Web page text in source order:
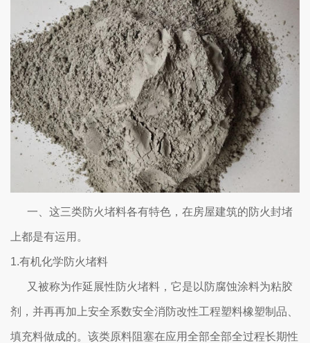
一、这三类防火堵料各有特色，在房屋建筑的防火封堵
上都是有运用。
1.有机化学防火堵料
又被称为作延展性防火堵料，它是以防腐蚀涂料为粘胶
剂，并再再加上安全系数安全消防改性工程塑料橡塑制品、
填充料做成的。该类原料阻塞在应用全部全部全过程长期性